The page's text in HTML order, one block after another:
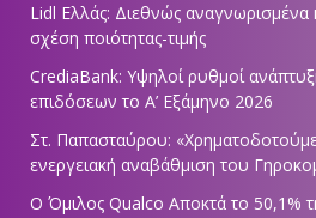
Lidl Ελλάς: Διεθνώς
σχέση ποιότητας-τιμής
CrediaBank: Υψηλοί ρυθμοί
επιδόσεων το Α’ Εξάμηνο 2026
Στ. Παπασταύρου:
ενεργειακή αναβάθμιση του
Ο Όμιλος Qualco Αποκτά το 50,1%